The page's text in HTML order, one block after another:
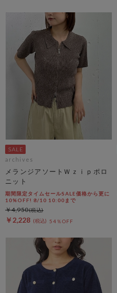
archives
メランジアソートＷｚｉｐポロ
ニット
期間限定タイムセールSALE価格から更に
10%OFF! 8/10 10:00まで
￥2,228 54％OFF
￥4,950